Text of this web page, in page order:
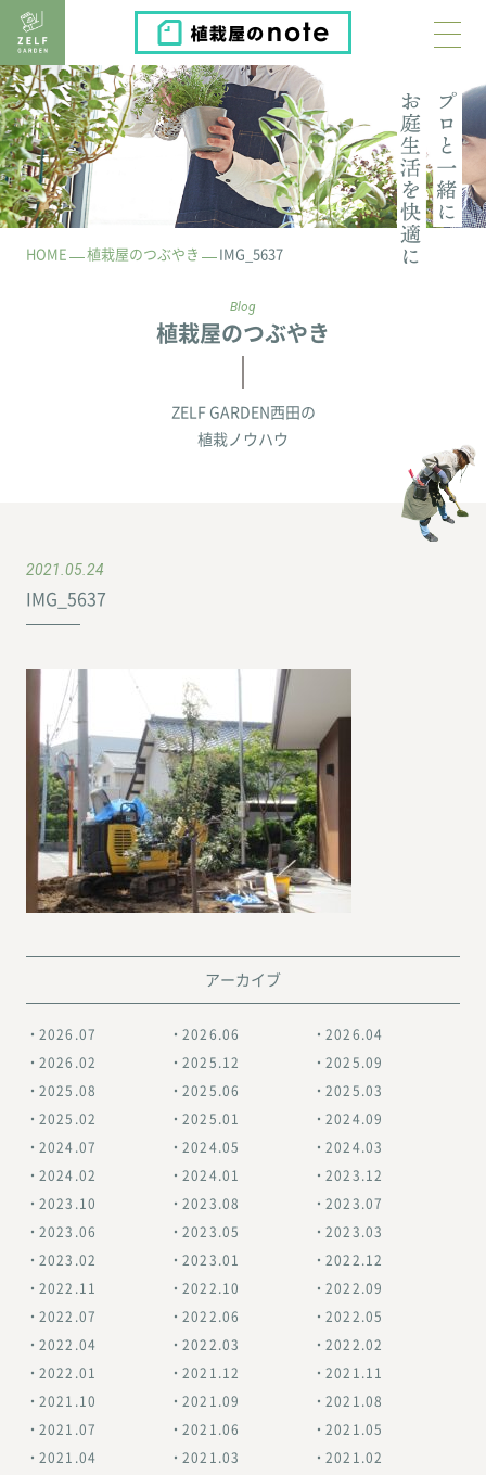
植栽屋のnote
HOME 植栽屋のつぶやき IMG_5637
Blog
植栽屋のつぶやき
ZELF GARDEN西田の
植栽ノウハウ
2021.05.24
IMG_5637
アーカイブ
2026.07 2026.06 2026.04
2026.02 2025.12 2025.09
2025.08 2025.06 2025.03
2025.02 2025.01 2024.09
2024.07 2024.05 2024.03
2024.02 2024.01 2023.12
2023.10 2023.08 2023.07
2023.06 2023.05 2023.03
2023.02 2023.01 2022.12
2022.11 2022.10 2022.09
2022.07 2022.06 2022.05
2022.04 2022.03 2022.02
2022.01 2021.12 2021.11
2021.10 2021.09 2021.08
2021.07 2021.06 2021.05
2021.04 2021.03 2021.02